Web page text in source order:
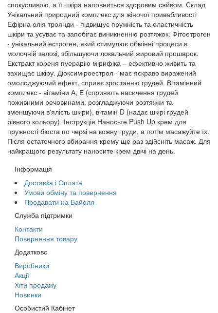
спокусливою, а її шкіра наповниться здоровим сяйвом. Склад
Унікальний природний комплекс для жіночої привабливості
Ефірна олія троянди - підвищує пружність та еластичність
шкіри та усуває та запобігає виникненню розтяжок. Фітоетроген
- унікальний естроген, який стимулює обмінні процеси в
молочній залозі, збільшуючи локальний жировий прошарок.
Екстракт кореня пуерарію мірифіка – ефективно живить та
захищає шкіру. Діоксиміроестрол - має яскраво виражений
омолоджуючий ефект, сприяє зростанню грудей. Вітамінний
комплекс - вітаміни А, Е (сприяють насичення грудей
поживними речовинами, розгладжуючи розтяжки та
зменшуючи в'ялість шкіри), вітамін D (надає шкірі грудей
рівного кольору). Інструкція Наносьте Push Up крем для
пружності бюста по черзі на кожну груди, а потім масажуйте їх.
Після остаточного вбирання крему ще раз здійсніть масаж. Для
найкращого результату наносите крем двічі на день.
Інформація
Доставка і Оплата
Умови обміну та повернення
Продавати на Байолл
Служба підтримки
Контакти
Повернення товару
Додатково
Виробники
Акції
Хіти продажу
Новинки
Особистий Кабінет